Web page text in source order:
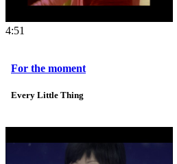
4:51
For the moment
Every Little Thing